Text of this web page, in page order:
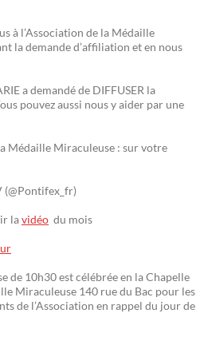
à l’Association de la Médaille
la demande d’affiliation et en nous
a demandé de DIFFUSER la
pouvez aussi nous y aider par une
Médaille Miraculeuse : sur votre
(@Pontifex_fr)
lavidéo du mois
de 10h30 est célébrée en la Chapelle
Miraculeuse 140 rue du Bac pour les
de l’Association en rappel du jour de